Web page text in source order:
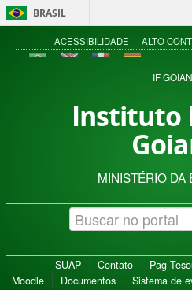
BRASIL
ACESSIBILIDADE ALTO
IF
Instituto
MINISTÉRIO DA
SUAP Contato Pag
Moodle
Documentos Sistema de